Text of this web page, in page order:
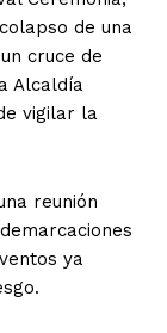
de una
cruce de
Alcaldía
vigilar la
reunión
ya